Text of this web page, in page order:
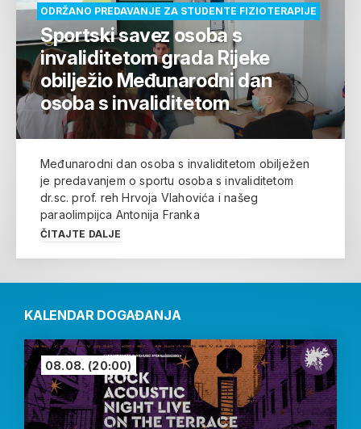
ODRŽANO PREDAVANJE ZA STUDENTE FIZIOTERAPIJE
Sportski savez osoba s
invaliditetom grada Rijeke
obilježio Međunarodni dan
osoba s invaliditetom
Međunarodni dan osoba s invaliditetom obilježen
je predavanjem o sportu osoba s invaliditetom
dr.sc. prof. reh Hrvoja Vlahovića i našeg
paraolimpijca Antonija Franka
ČITAJTE DALJE
KALENDAR DOGAĐANJA
08.08. (20:00)